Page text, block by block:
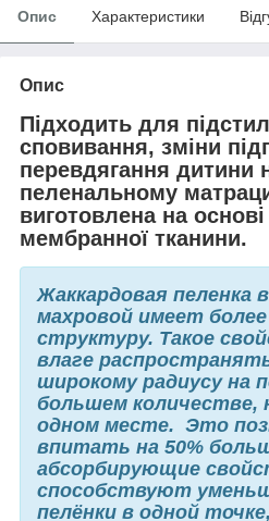
Опис Характеристики
Опис
Підходить для
сповивання, зміни
перевдягання дитини
пеленальному
виготовлена на основі
мембранної тканини.
Жаккардовая пеленка
махровой имеет
структуру. Такое
влаге
широкому радиусу на
большем количестве,
одном месте. Это
впитать на 50%
абсорбирующие
способствуют
пелёнки в одной